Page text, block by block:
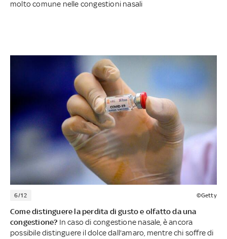
molto comune nelle congestioni nasali
6/12 ©Getty
Come distinguere la perdita di gusto e olfatto da una
congestione? In caso di congestione nasale, è ancora
possibile distinguere il dolce dall'amaro, mentre chi soffre di